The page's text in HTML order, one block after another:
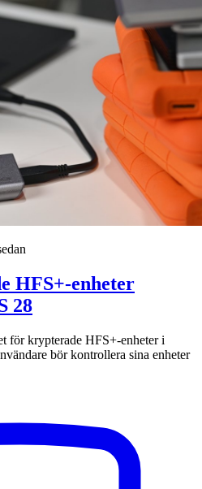
HFS+-enheter
28
för krypterade HFS+-enheter i
bör kontrollera sina enheter